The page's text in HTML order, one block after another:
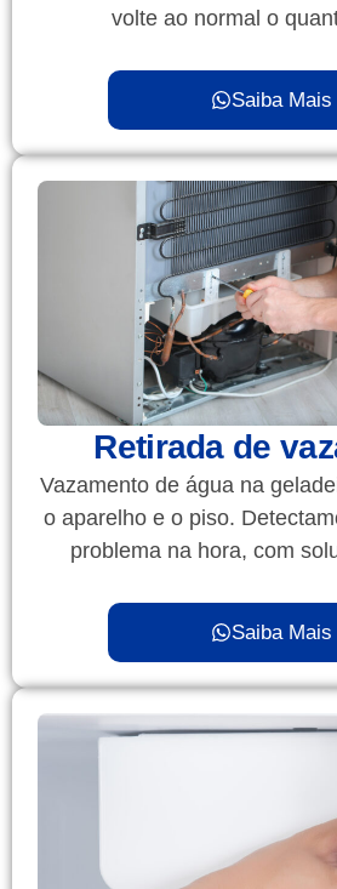
volte ao normal o
Saiba Mais
Retirada de
Vazamento de água na
o aparelho e o piso.
problema na hora, com
Saiba Mais